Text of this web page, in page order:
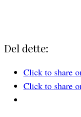
Del dette:
Click to share
Click to share